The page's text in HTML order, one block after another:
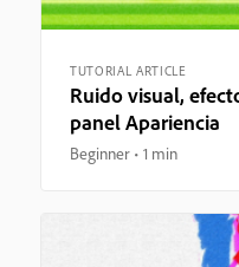
TUTORIAL ARTICLE
Ruido visual,
panel Apariencia
Beginner 1 min